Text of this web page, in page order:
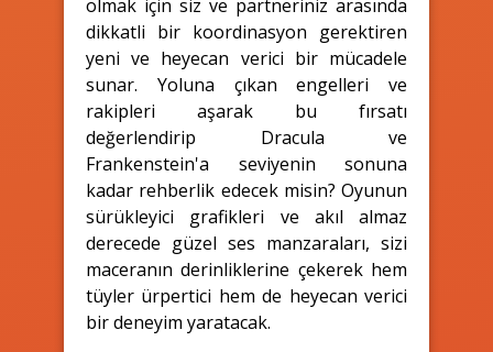
olmak için siz ve partneriniz arasında
dikkatli bir koordinasyon gerektiren
yeni ve heyecan verici bir mücadele
sunar. Yoluna çıkan engelleri ve
rakipleri aşarak bu fırsatı
değerlendirip Dracula ve
Frankenstein'a seviyenin sonuna
kadar rehberlik edecek misin? Oyunun
sürükleyici grafikleri ve akıl almaz
derecede güzel ses manzaraları, sizi
maceranın derinliklerine çekerek hem
tüyler ürpertici hem de heyecan verici
bir deneyim yaratacak.